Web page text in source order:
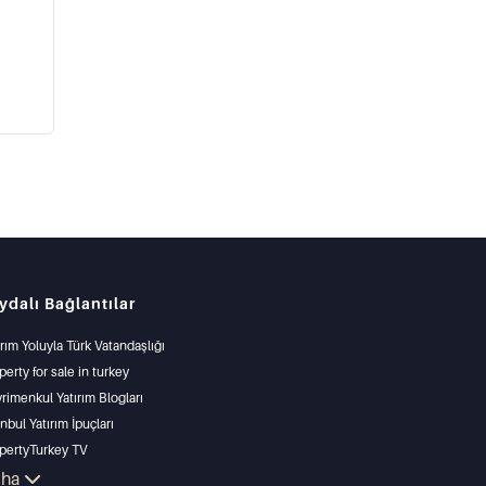
Bağlantılar
Yoluyla Türk Vatandaşlığı
for sale in turkey
Yatırım Blogları
Yatırım İpuçları
TV
Yatırım Gayrimenkulleri